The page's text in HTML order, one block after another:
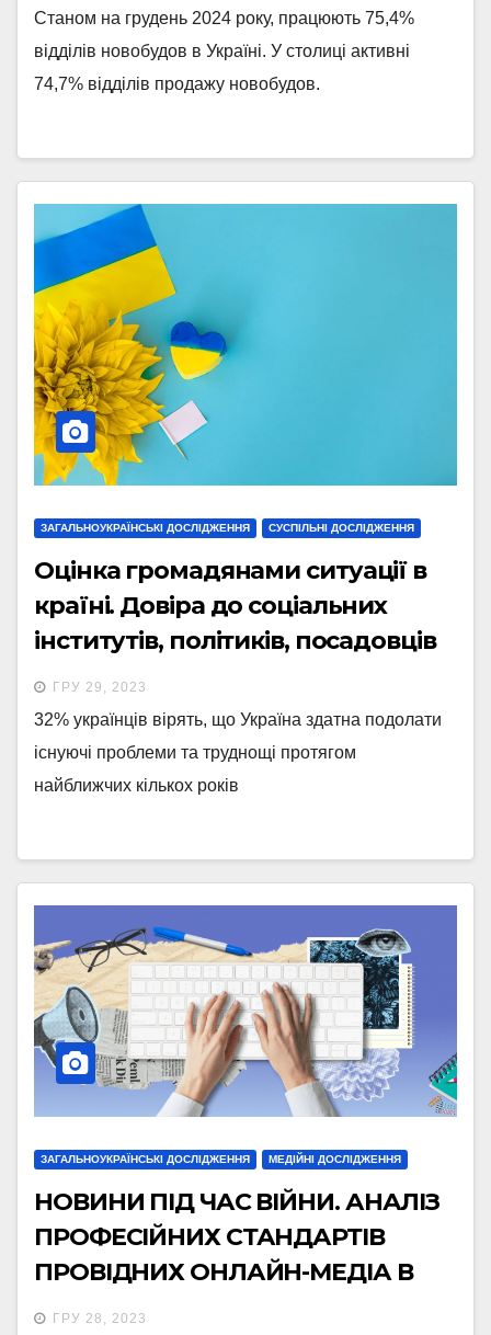
Станом на грудень 2024 року, працюють 75,4%
відділів новобудов в Україні. У столиці активні
74,7% відділів продажу новобудов.
ЗАГАЛЬНОУКРАЇНСЬКІ ДОСЛІДЖЕННЯ СУСПІЛЬНІ ДОСЛІДЖЕННЯ
Оцінка громадянами ситуації в
країні. Довіра до соціальних
інститутів, політиків, посадовців
та громадських діячів (грудень
2023р.)
ГРУ 29, 2023
32% українців вірять, що Україна здатна подолати
існуючі проблеми та труднощі протягом
найближчих кількох років
ЗАГАЛЬНОУКРАЇНСЬКІ ДОСЛІДЖЕННЯ МЕДІЙНІ ДОСЛІДЖЕННЯ
НОВИНИ ПІД ЧАС ВІЙНИ. АНАЛІЗ
ПРОФЕСІЙНИХ СТАНДАРТІВ
ПРОВІДНИХ ОНЛАЙН-МЕДІА В
ГРУДНІ 2023 РОКУ
ГРУ 28, 2023